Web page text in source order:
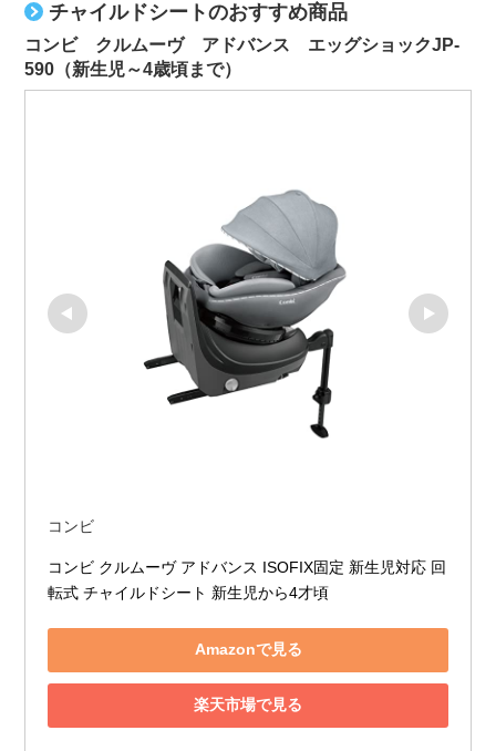
チャイルドシートのおすすめ商品
コンビ クルムーヴ アドバンス エッグショックJP-
590（新生児～4歳頃まで）
コンビ
コンビ クルムーヴ アドバンス ISOFIX固定 新生児対応 回
転式 チャイルドシート 新生児から4才頃
Amazonで見る
楽天市場で見る